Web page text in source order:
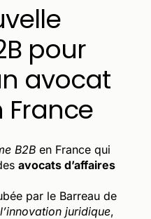
pour
avocat
France
B2B en France qui
avocats d’affaires
par le Barreau de
juridique,